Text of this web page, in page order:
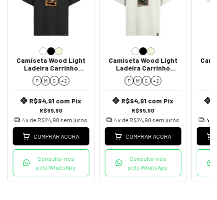
Camiseta Wood Light
Ladeira Carrinho
Madeira
P M G + 2
R$99,90
R$94,91 com Pix
4x de R$24,98 sem juros
COMPRAR AGORA
Consulte-nos
pelo WhatsApp
Camiseta Wood Light
Ladeira Carrinho
Mercado
P M G + 2
R$99,90
R$94,91 com Pix
4x de R$24,98 sem juros
COMPRAR AGORA
Consulte-nos
pelo WhatsApp
4